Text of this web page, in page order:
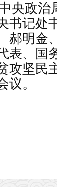
央政治
书记处
郝明金
表、国
攻坚民
议。